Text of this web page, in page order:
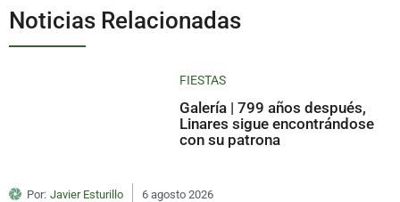
Noticias Relacionadas
FIESTAS
Galería | 799 años después,
Linares sigue encontrándose
con su patrona
Por: Javier Esturillo 6 agosto 2026